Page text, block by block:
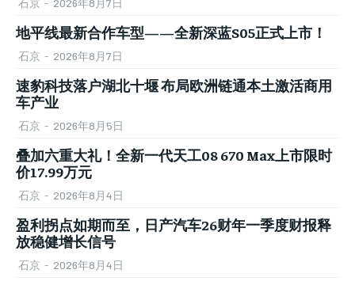
石京 - 2026年8月7日
地平线最新合作车型——全新深蓝S05正式上市！
石京 - 2026年8月7日
速豹科技落户湖北十堰 布局欧洲链通本土激活商用
车产业
石京 - 2026年8月5日
叠加六重大礼！全新一代天工08 670 Max上市限时
价17.99万元
石京 - 2026年8月4日
盈利拐点如期而至，日产汽车26财年一季度财报释
放稳健增长信号
石京 - 2026年8月4日